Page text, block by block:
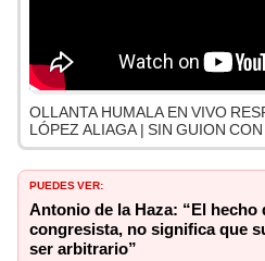
OLLANTA HUMALA EN VIVO
LÓPEZ ALIAGA | SIN GUION
PUEDES VER:
Antonio de la Haza: “El hecho
congresista, no significa que
ser arbitrario”